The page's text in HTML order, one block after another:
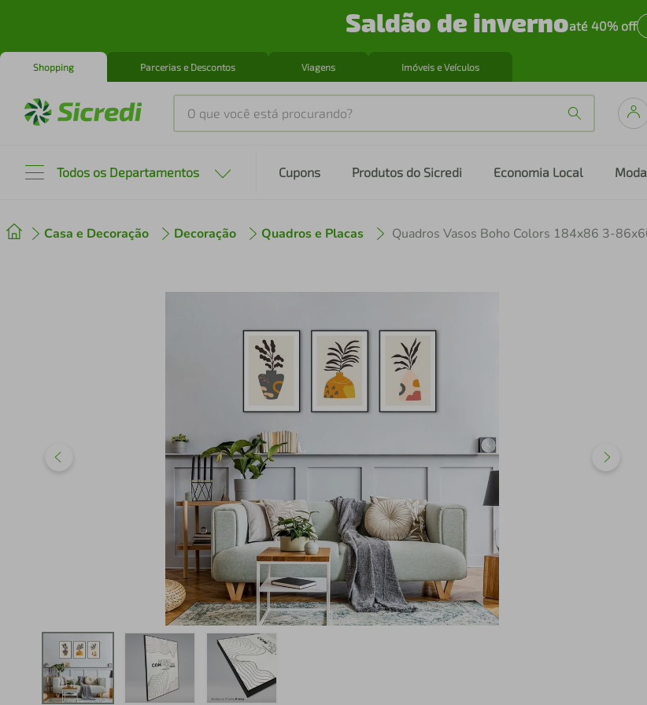
Saldão de invernoaté 40% off
Shopping Parcerias e Descontos Viagens Imóveis e Veículos
O que você está procurando?
Todos os Departamentos Cupons Produtos do Sicredi Economia Local Moda
Casa e Decoração Decoração Quadros e Placas
º cafeteira